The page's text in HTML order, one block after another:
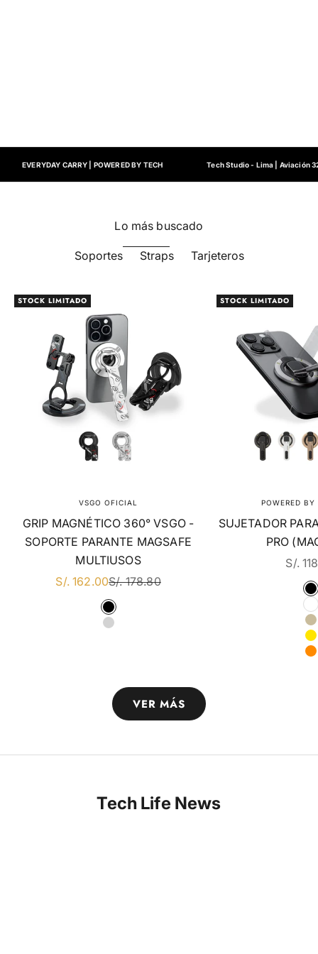
EVERYDAY CARRY | POWERED BY TECH Tech Studio - Lima | Aviación
Lo más buscado
Soportes Straps Tarjeteros
STOCK LIMITADO
VSGO OFICIAL
GRIP MAGNÉTICO 360° VSGO -
SOPORTE PARANTE MAGSAFE
MULTIUSOS
EN DSCTO
S/. 162.00PRECIO REGULAR
S/. 178.80
COLOR
NEGRO
PLATA
STOCK LIMITADO
POWERED
SUJETADOR
PRO
EN
S/.
VER MÁS
Tech Life News